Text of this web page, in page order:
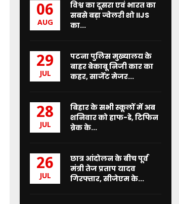
06
AUG
विश्व का दूसरा एवं भारत का
सबसे बड़ा ज्वेलरी शो IIJS
का...
29
JUL
पटना पुलिस मुख्यालय के
बाहर बेकाबू निजी कार का
कहर, सार्जेंट मेजर...
28
JUL
बिहार के सभी स्कूलों में अब
शनिवार को हाफ-डे, टिफिन
ब्रेक के...
26
JUL
छात्र आंदोलन के बीच पूर्व
मंत्री तेज प्रताप यादव
गिरफ्तार, सीजेएम के...